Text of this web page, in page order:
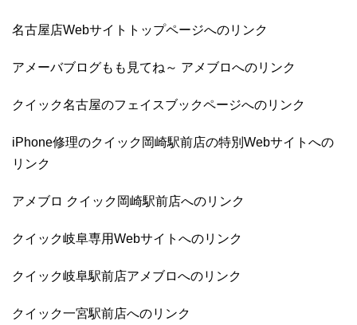
名古屋店Webサイトトップページへのリンク
アメーバブログもも見てね～ アメブロへのリンク
クイック名古屋のフェイスブックページへのリンク
iPhone修理のクイック岡崎駅前店の特別Webサイトへの
リンク
アメブロ クイック岡崎駅前店へのリンク
クイック岐阜専用Webサイトへのリンク
クイック岐阜駅前店アメブロへのリンク
クイック一宮駅前店へのリンク